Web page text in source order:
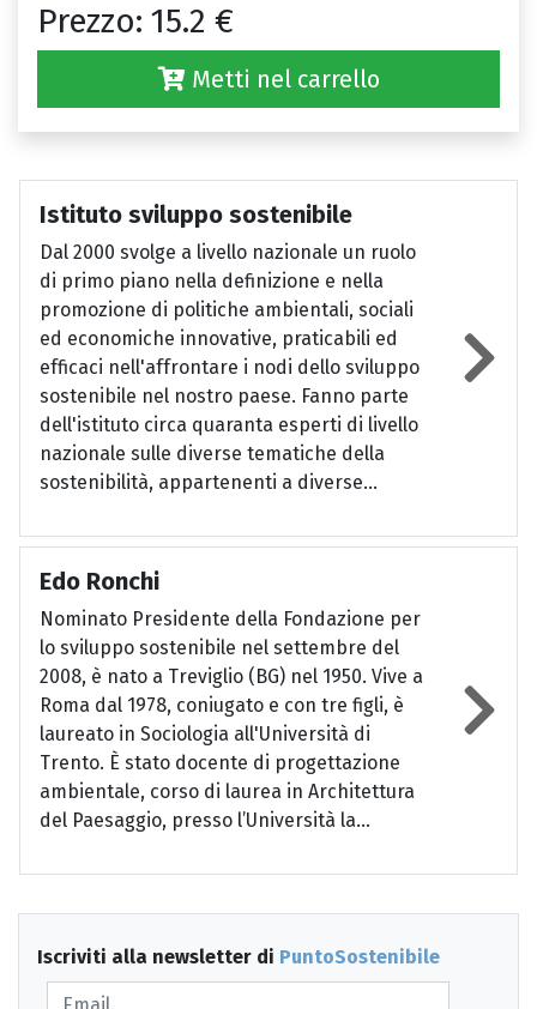
Prezzo: 15.2 €
Metti nel carrello
Istituto sviluppo sostenibile
Dal 2000 svolge a livello nazionale un ruolo
di primo piano nella definizione e nella
promozione di politiche ambientali, sociali
ed economiche innovative, praticabili ed
efficaci nell'affrontare i nodi dello sviluppo
sostenibile nel nostro paese. Fanno parte
dell'istituto circa quaranta esperti di livello
nazionale sulle diverse tematiche della
sostenibilità, appartenenti a diverse...
Edo Ronchi
Nominato Presidente della Fondazione per
lo sviluppo sostenibile nel settembre del
2008, è nato a Treviglio (BG) nel 1950. Vive a
Roma dal 1978, coniugato e con tre figli, è
laureato in Sociologia all'Università di
Trento. È stato docente di progettazione
ambientale, corso di laurea in Architettura
del Paesaggio, presso l’Università la...
Iscriviti alla newsletter di PuntoSostenibile